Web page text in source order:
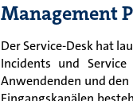
Management
Der Service-Desk hat
Incidents und
Anwendenden und den